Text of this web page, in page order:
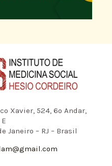
Xavier, 524, 6º Andar,
E
Janeiro – RJ – Brasil